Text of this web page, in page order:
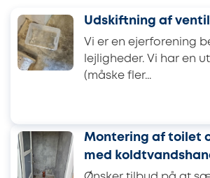
Udskiftning af
Vi er en ejerforening
lejligheder. Vi har en
(måske fler...
Montering af toilet
med